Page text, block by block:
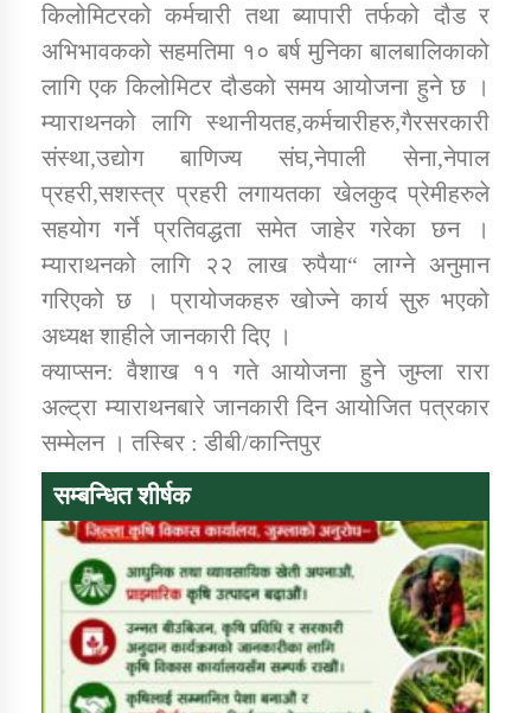
किलोमिटरको कर्मचारी तथा ब्यापारी तर्फको दौड र
अभिभावकको सहमतिमा १० बर्ष मुनिका बालबालिकाको
लागि एक किलोमिटर दौडको समय आयोजना हुने छ ।
म्याराथनको लागि स्थानीयतह,कर्मचारीहरु,गैरसरकारी
संस्था,उद्योग बाणिज्य संघ,नेपाली सेना,नेपाल
प्रहरी,सशस्त्र प्रहरी लगायतका खेलकुद प्रेमीहरुले
सहयोग गर्ने प्रतिवद्धता समेत जाहेर गरेका छन ।
म्याराथनको लागि २२ लाख रुपैया“ लाग्ने अनुमान
गरिएको छ । प्रायोजकहरु खोज्ने कार्य सुरु भएको
अध्यक्ष शाहीले जानकारी दिए ।
क्याप्सन: वैशाख ११ गते आयोजना हुने जुम्ला रारा
अल्ट्रा म्याराथनबारे जानकारी दिन आयोजित पत्रकार
सम्मेलन । तस्बिर : डीबी/कान्तिपुर
सम्बन्धित शीर्षक